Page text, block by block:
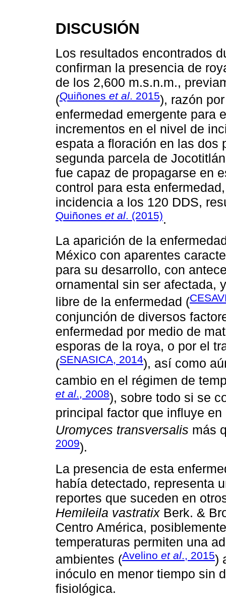
DISCUSIÓN
Los resultados encontrados
confirman la presencia de
de los 2,600 m.s.n.m.,
(Quiñones et al. 2015), razón
enfermedad emergente para
incrementos en el nivel de
espata a floración en las dos
segunda parcela de
fue capaz de propagarse en
control para esta
incidencia a los 120 DDS,
Quiñones et al. (2015).
La aparición de la
México con aparentes
para su desarrollo, con
ornamental sin ser afectada,
libre de la enfermedad (
conjunción de diversos
enfermedad por medio de
esporas de la roya, o por el
(SENASICA, 2014), así como
cambio en el régimen de
et al., 2008), sobre todo si se
principal factor que influye
Uromyces transversalis más
2009).
La presencia de esta
había detectado, representa
reportes que suceden en
Hemileila vastratix Berk. &
Centro América,
temperaturas permiten una
ambientes (Avelino et al., 2015)
inóculo en menor tiempo sin
fisiológica.